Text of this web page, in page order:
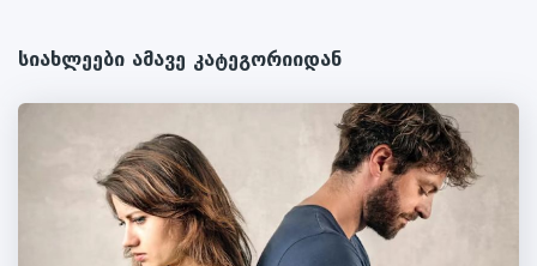
სიახლეები ამავე კატეგორიიდან